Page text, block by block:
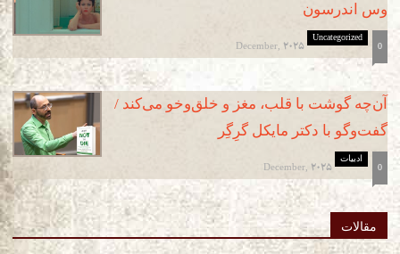
وس اندرسون
Uncategorized
December, 2025 0
آن‌چه گوشت با قلب، مغز و خلق‌وخو می‌کند /
گفت‌وگو با دکتر مایکل گرِگِر
ادبیات
December, 2025 0
مقالات